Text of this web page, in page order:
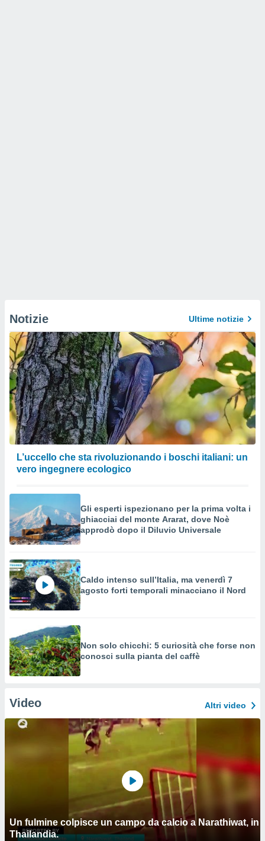
Notizie Ultime notizie
L’uccello che sta rivoluzionando i boschi italiani: un
vero ingegnere ecologico
Gli esperti ispezionano per la prima volta i
ghiacciai del monte Ararat, dove Noè
approdò dopo il Diluvio Universale
Caldo intenso sull’Italia, ma venerdì 7
agosto forti temporali minacciano il Nord
Non solo chicchi: 5 curiosità che forse non
conosci sulla pianta del caffè
Video Altri video
Un fulmine colpisce un campo da calcio a Narathiwat, in
Thailandia.